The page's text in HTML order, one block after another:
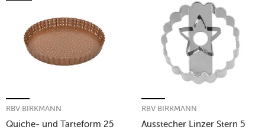
Quiche- und Tarteform 25
RBV BIRKMANN
Ausstecher Linzer Stern 5
RBV BIRKMANN